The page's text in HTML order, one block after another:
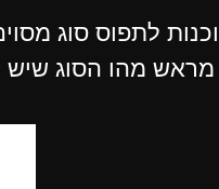
לתפוס סוג
מהו הסוג שיש